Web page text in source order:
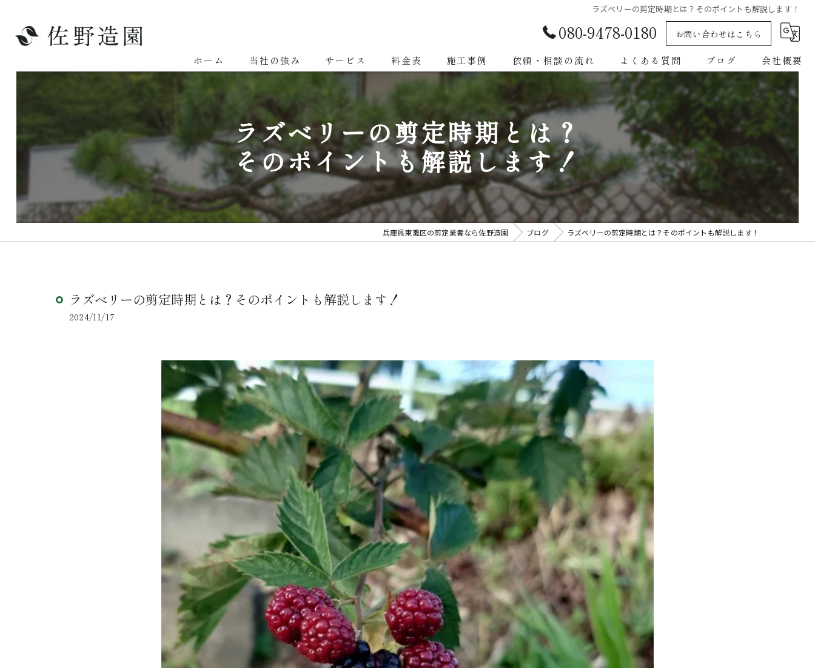
ラズベリーの剪定時期とは？そのポイントも解説します！
080-9478-0180 お問い合わせはこちら
ホーム 当社の強み サービス
除草・草刈り
伐採
庭園管理
料金表 施工事例 依頼・相談の流れ よくある質問 ブログ 会社概要
ラズベリーの剪定時期とは？
そのポイントも解説します！
兵庫県東灘区の剪定業者なら佐野造園 ブログ ラズベリーの剪定時期とは？そのポイントも解説します！
ラズベリーの剪定時期とは？そのポイントも解説します！
2024/11/17